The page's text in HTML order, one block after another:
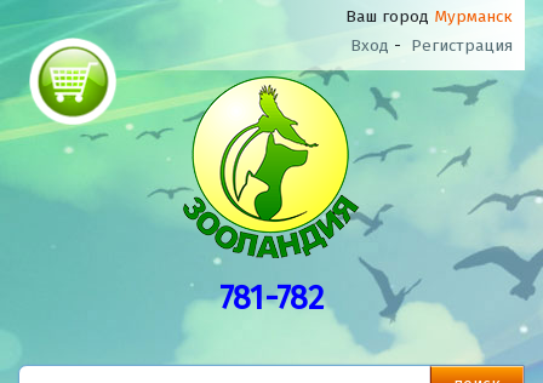
Ваш город Мурманск
Вход - Регистрация
781-782